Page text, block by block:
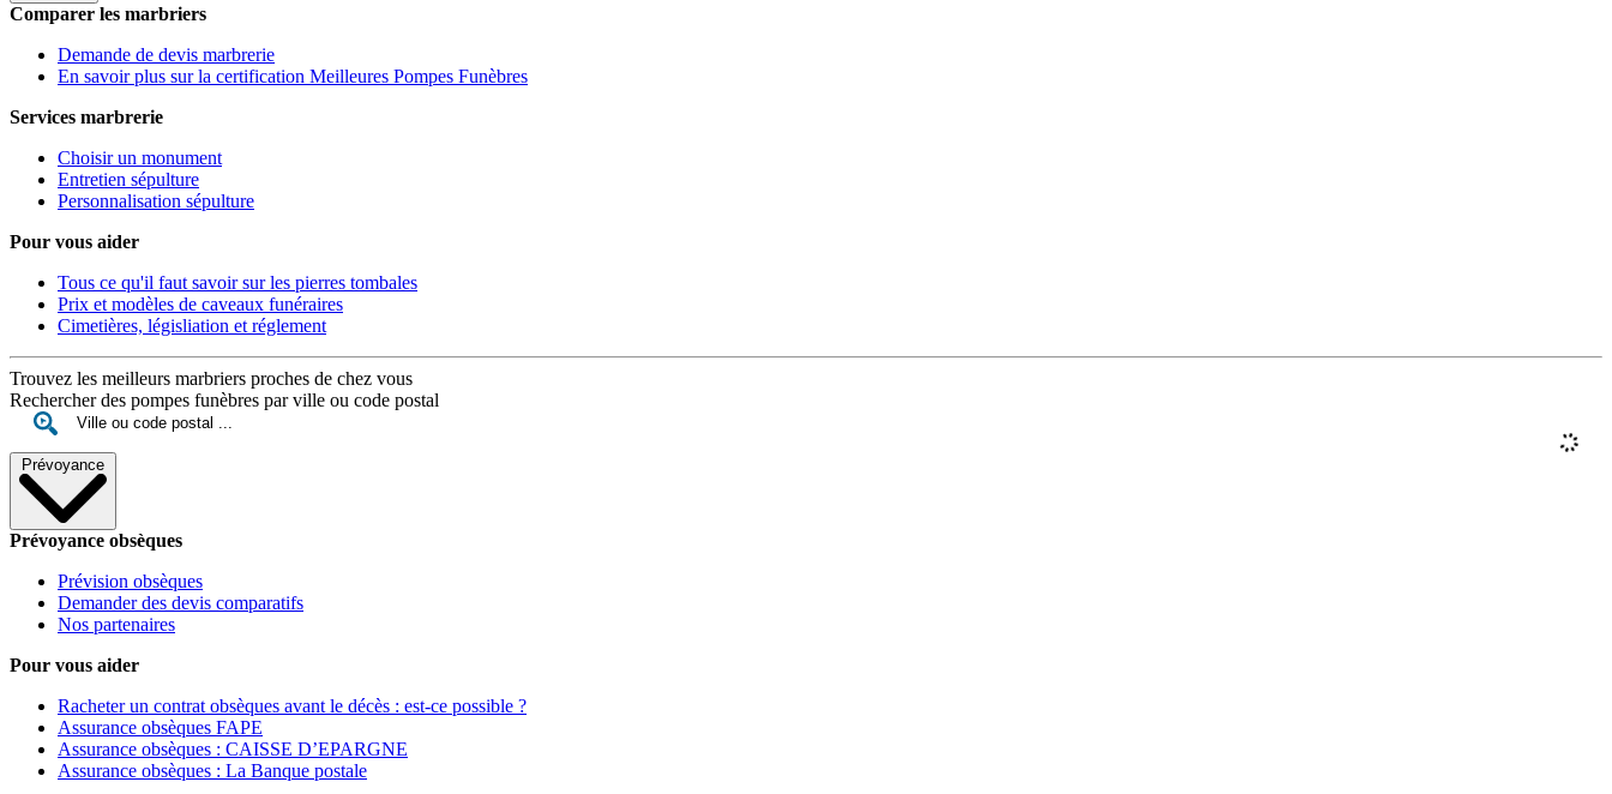
Comparer les marbriers
Demande de devis marbrerie
En savoir plus sur la certification Meilleures Pompes Funèbres
Services marbrerie
Choisir un monument
Entretien sépulture
Personnalisation sépulture
Pour vous aider
Tous ce qu'il faut savoir sur les pierres tombales
Prix et modèles de caveaux funéraires
Cimetières, législiation et réglement
Trouvez les meilleurs marbriers proches de chez vous
Rechercher des pompes funèbres par ville ou code postal
Prévoyance
Prévoyance obsèques
Prévision obsèques
Demander des devis comparatifs
Nos partenaires
Pour vous aider
Racheter un contrat obsèques avant le décès : est-ce possible ?
Assurance obsèques FAPE
Assurance obsèques : CAISSE D’EPARGNE
Assurance obsèques : La Banque postale